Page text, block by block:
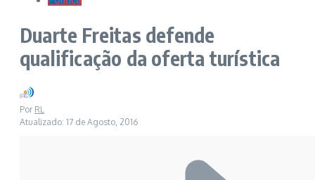
Duarte Freitas defende
qualificação da oferta turística
Por RL
Atualizado: 17 de Agosto, 2016